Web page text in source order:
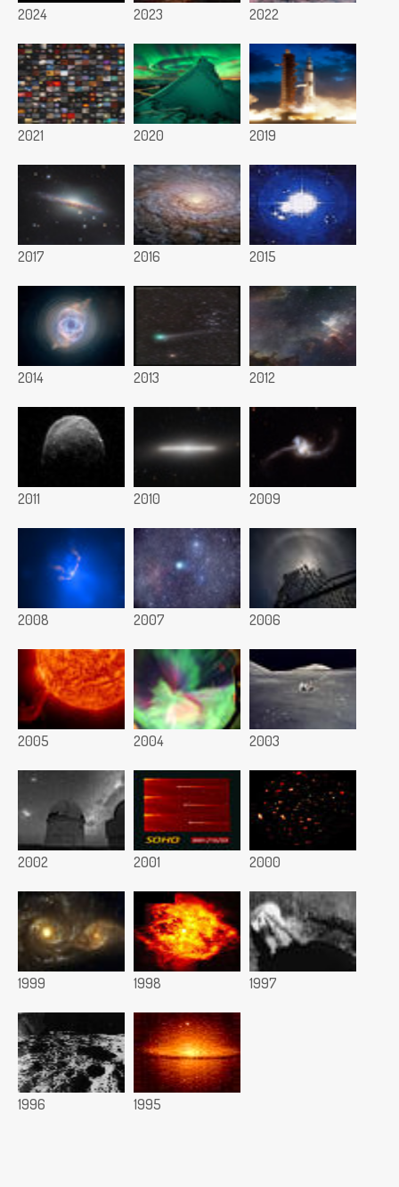
2024 2023 2022
2021 2020 2019
2017 2016 2015
2014 2013 2012
2011 2010 2009
2008 2007 2006
2005 2004 2003
2002 2001 2000
1999 1998 1997
1996 1995